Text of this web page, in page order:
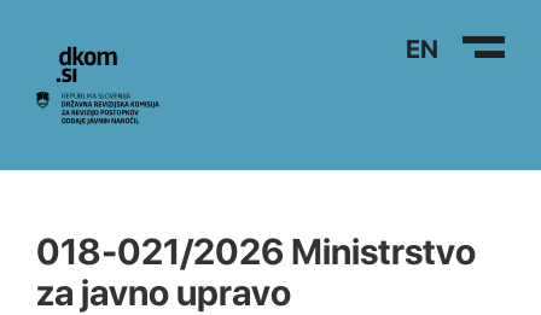
Na vsebino EN
018-021/2026 Ministrstvo
za javno upravo